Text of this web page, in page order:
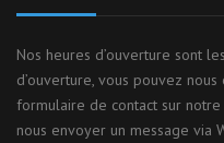
Nos heures d’ouverture sont
d’ouverture, vous pouvez
formulaire de contact sur
nous envoyer un message via